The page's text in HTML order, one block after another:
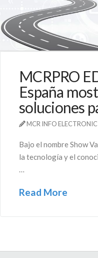
MCRPRO
España
soluciones
MCR INFO ELECTRONIC
Bajo el nombre Show
la tecnología y el
…
Read More